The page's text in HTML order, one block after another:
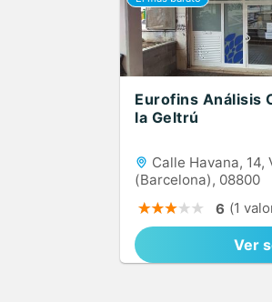
Eurofins Análisis
la Geltrú
Calle Havana,
(Barcelona), 08800
6 (1
Ver